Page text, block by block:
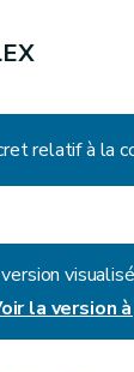
la version